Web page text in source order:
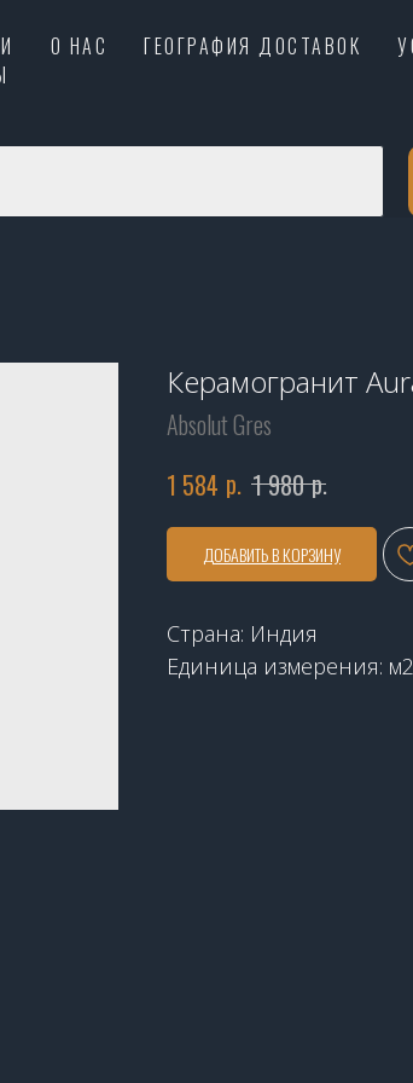
О НАС ГЕОГРАФИЯ ДОСТАВОК
Керамогранит
Absolut Gres
1 584 р. 1 980 р.
ДОБАВИТЬ В КОРЗИНУ
Страна: Индия
Единица измерения: м2